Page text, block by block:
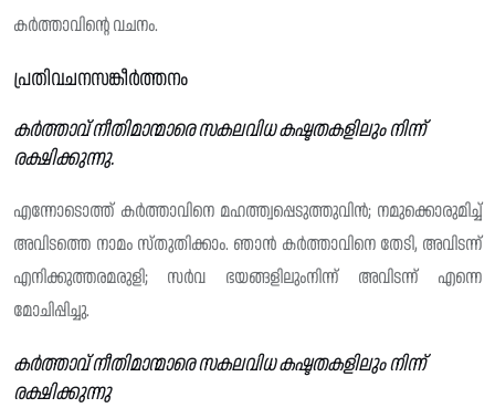
കർത്താവിന്റെ വചനം.
പ്രതിവചനസങ്കീർത്തനം
കർത്താവ് നീതിമാന്മാരെ സകലവിധ കഷ്ടതകളിലും നിന്ന്
രക്ഷിക്കുന്നു.
എന്നോടൊത്ത് കർത്താവിനെ മഹത്ത്വപ്പെടുത്തുവിൻ; നമുക്കൊരുമിച്ച്
അവിടത്തെ നാമം സ്തുതിക്കാം. ഞാൻ കർത്താവിനെ തേടി, അവിടന്ന്
എനിക്കുത്തരമരുളി; സർവ ഭയങ്ങളിലുംനിന്ന് അവിടന്ന് എന്നെ
മോചിപ്പിച്ചു.
കർത്താവ് നീതിമാന്മാരെ സകലവിധ കഷ്ടതകളിലും നിന്ന്
രക്ഷിക്കുന്നു